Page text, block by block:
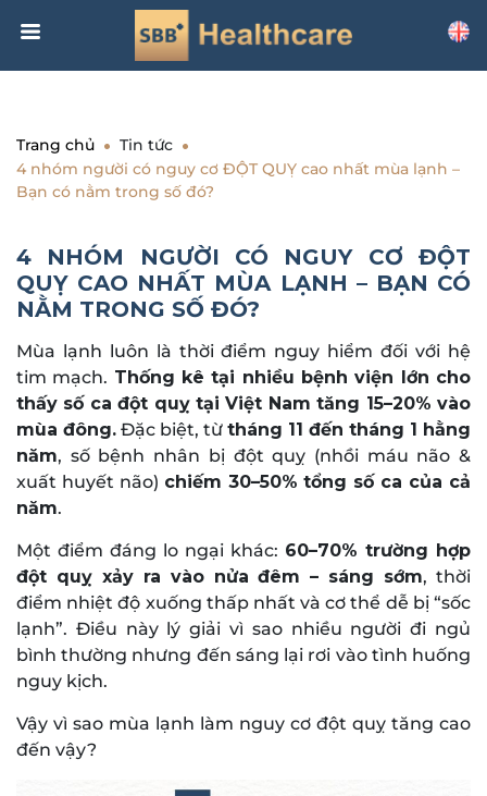
Trang chủ
Tin tức
4 nhóm người có nguy cơ ĐỘT QUỴ cao nhất mùa lạnh –
Bạn có nằm trong số đó?
4 NHÓM NGƯỜI CÓ NGUY CƠ ĐỘT
QUỴ CAO NHẤT MÙA LẠNH – BẠN CÓ
NẰM TRONG SỐ ĐÓ?
Mùa lạnh luôn là thời điểm nguy hiểm đối với hệ
tim mạch. Thống kê tại nhiều bệnh viện lớn cho
thấy số ca đột quỵ tại Việt Nam tăng 15–20% vào
mùa đông. Đặc biệt, từ tháng 11 đến tháng 1 hằng
năm, số bệnh nhân bị đột quỵ (nhồi máu não &
xuất huyết não) chiếm 30–50% tổng số ca của cả
năm.
Một điểm đáng lo ngại khác: 60–70% trường hợp
đột quỵ xảy ra vào nửa đêm – sáng sớm, thời
điểm nhiệt độ xuống thấp nhất và cơ thể dễ bị “sốc
lạnh”. Điều này lý giải vì sao nhiều người đi ngủ
bình thường nhưng đến sáng lại rơi vào tình huống
nguy kịch.
Vậy vì sao mùa lạnh làm nguy cơ đột quỵ tăng cao
đến vậy?